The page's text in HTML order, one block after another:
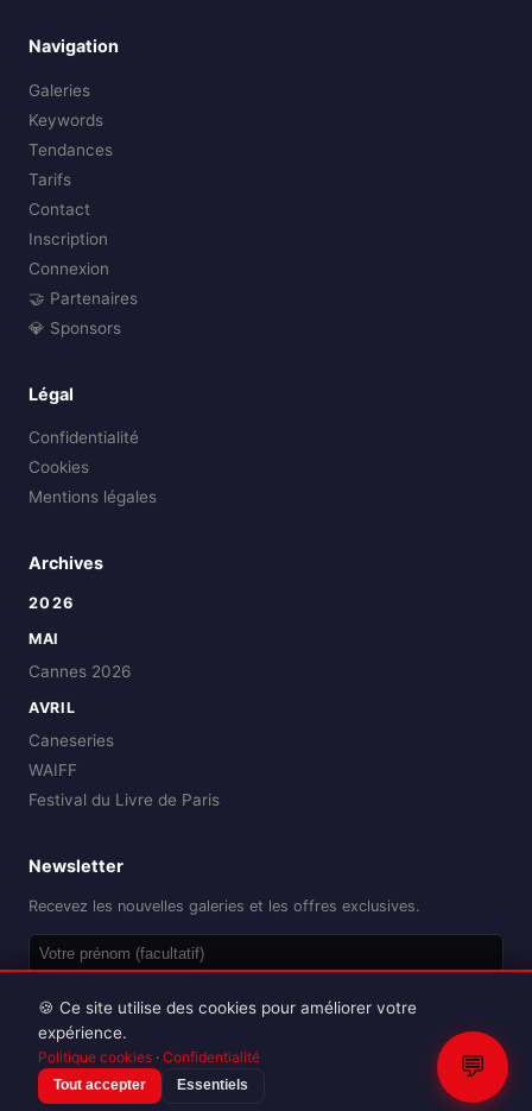
Navigation
Galeries
Keywords
Tendances
Tarifs
Contact
Inscription
Connexion
🤝 Partenaires
💎 Sponsors
Légal
Confidentialité
Cookies
Mentions légales
Archives
2026
MAI
Cannes 2026
AVRIL
Caneseries
WAIFF
Festival du Livre de Paris
Newsletter
Recevez les nouvelles galeries et les offres exclusives.
Reproduction interdite sans autorisation.
💬
🍪 Ce site utilise des cookies pour améliorer votre
expérience.
Politique cookies · Confidentialité
Tout accepter Essentiels